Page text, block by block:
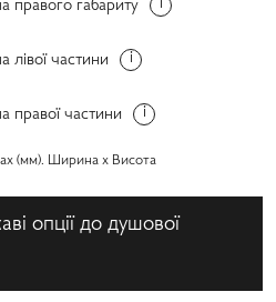
правого габариту
лівої частини
правої частини
(мм). Ширина x Висота
опції до душової